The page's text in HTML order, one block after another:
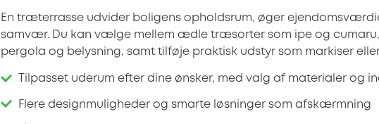
En træterrasse udvider boligens opholdsrum, øger
samvær. Du kan vælge mellem ædle træsorter som ipe og
pergola og belysning, samt tilføje praktisk udstyr som markiser
Tilpasset uderum efter dine ønsker, med valg af materialer og
Flere designmuligheder og smarte løsninger som afskærmning